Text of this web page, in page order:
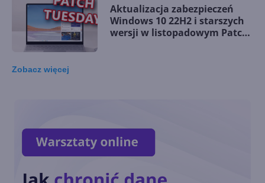
Aktualizacja zabezpieczeń
Windows 10 22H2 i starszych
wersji w listopadowym Patch
pobranie Paint 3D
Zobacz więcej